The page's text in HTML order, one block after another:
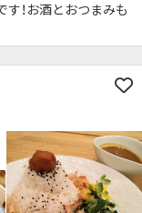
！お酒とおつまみも